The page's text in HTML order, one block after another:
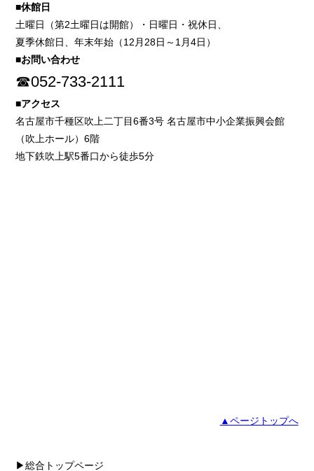
■休館日
土曜日（第2土曜日は開館）・日曜日・祝休日、
夏季休館日、年末年始（12月28日～1月4日）
■お問い合わせ
☎052-733-2111
■アクセス
名古屋市千種区吹上二丁目6番3号 名古屋市中小企業振興会館
（吹上ホール）6階
地下鉄吹上駅5番口から徒歩5分
▲ページトップへ
▶総合トップページ